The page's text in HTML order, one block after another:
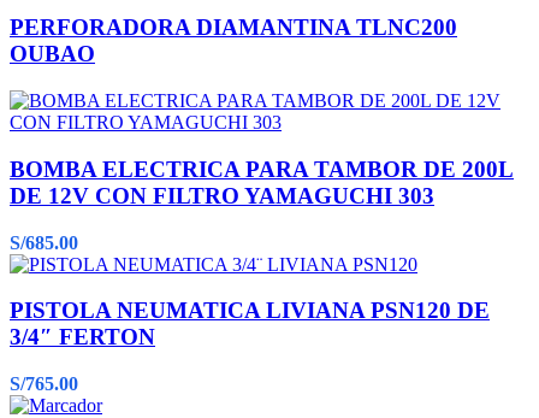
PERFORADORA DIAMANTINA TLNC200
OUBAO
BOMBA ELECTRICA PARA TAMBOR DE 200L
DE 12V CON FILTRO YAMAGUCHI 303
S/685.00
PISTOLA NEUMATICA LIVIANA PSN120 DE
3/4″ FERTON
S/765.00